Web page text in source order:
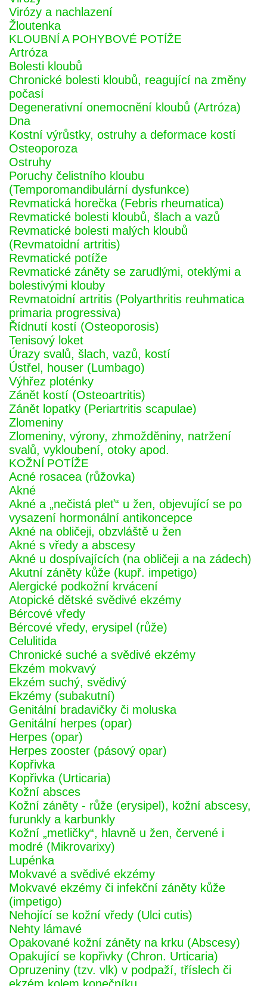
Virózy a nachlazení
Žloutenka
KLOUBNÍ A POHYBOVÉ POTÍŽE
Artróza
Bolesti kloubů
Chronické bolesti kloubů, reagující na změny
počasí
Degenerativní onemocnění kloubů (Artróza)
Dna
Kostní výrůstky, ostruhy a deformace kostí
Osteoporoza
Ostruhy
Poruchy čelistního kloubu
(Temporomandibulární dysfunkce)
Revmatická horečka (Febris rheumatica)
Revmatické bolesti kloubů, šlach a vazů
Revmatické bolesti malých kloubů
(Revmatoidní artritis)
Revmatické potíže
Revmatické záněty se zarudlými, oteklými a
bolestivými klouby
Revmatoidní artritis (Polyarthritis reuhmatica
primaria progressiva)
Řídnutí kostí (Osteoporosis)
Tenisový loket
Úrazy svalů, šlach, vazů, kostí
Ústřel, houser (Lumbago)
Výhřez ploténky
Zánět kostí (Osteoartritis)
Zánět lopatky (Periartritis scapulae)
Zlomeniny
Zlomeniny, výrony, zhmožděniny, natržení
svalů, vykloubení, otoky apod.
KOŽNÍ POTÍŽE
Acné rosacea (růžovka)
Akné
Akné a „nečistá pleť“ u žen, objevující se po
vysazení hormonální antikoncepce
Akné na obličeji, obzvláště u žen
Akné s vředy a abscesy
Akné u dospívajících (na obličeji a na zádech)
Akutní záněty kůže (kupř. impetigo)
Alergické podkožní krvácení
Atopické dětské svědivé ekzémy
Bércové vředy
Bércové vředy, erysipel (růže)
Celulitida
Chronické suché a svědivé ekzémy
Ekzém mokvavý
Ekzém suchý, svědivý
Ekzémy (subakutní)
Genitální bradavičky či moluska
Genitální herpes (opar)
Herpes (opar)
Herpes zooster (pásový opar)
Kopřivka
Kopřivka (Urticaria)
Kožní absces
Kožní záněty - růže (erysipel), kožní abscesy,
furunkly a karbunkly
Kožní „metličky“, hlavně u žen, červené i
modré (Mikrovarixy)
Lupénka
Mokvavé a svědivé ekzémy
Mokvavé ekzémy či infekční záněty kůže
(impetigo)
Nehojící se kožní vředy (Ulci cutis)
Nehty lámavé
Opakované kožní záněty na krku (Abscesy)
Opakující se kopřivky (Chron. Urticaria)
Opruzeniny (tzv. vlk) v podpaží, tříslech či